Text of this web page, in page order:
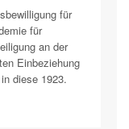
für
für
an der
Einbeziehung
diese 1923.